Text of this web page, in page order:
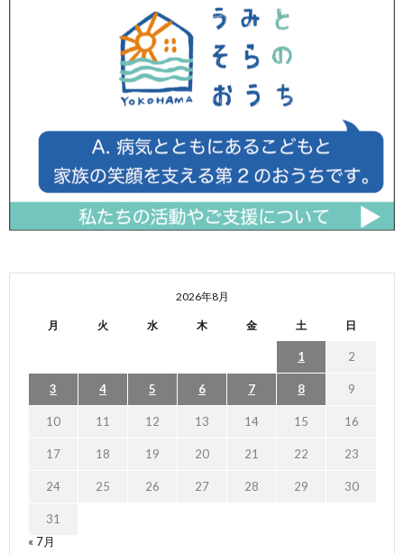
2026年8月
月 火 水 木 金 土 日
1 2
3 4 5 6 7 8 9
10 11 12 13 14 15 16
17 18 19 20 21 22 23
24 25 26 27 28 29 30
31
« 7月